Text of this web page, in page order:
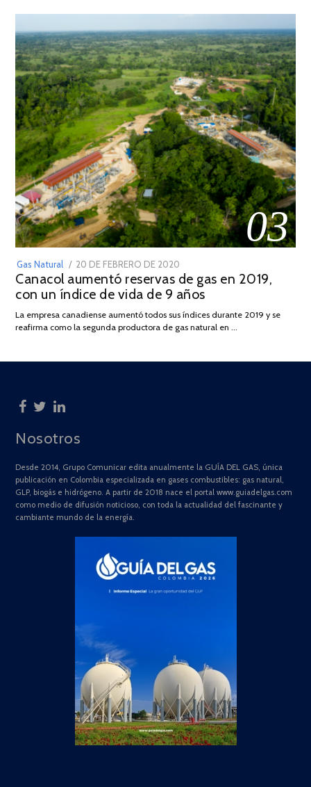
03
Gas Natural
POSTED
ON
20 DE FEBRERO DE 2020
DE
JULIO
2025
Canacol aumentó reservas de gas en 2019,
con un índice de vida de 9 años
La empresa canadiense aumentó todos sus índices durante 2019 y se
reafirma como la segunda productora de gas natural en …
Nosotros
Desde 2014, Grupo Comunicar edita anualmente la GUÍA DEL GAS, única
publicación en Colombia especializada en gases combustibles: gas natural,
GLP, biogás e hidrógeno. A partir de 2018 nace el portal www.guiadelgas.com
como medio de difusión noticioso, con toda la actualidad del fascinante y
cambiante mundo de la energía.